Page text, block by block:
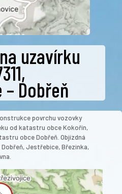
uzavírku
Dobřeň
povrchu vozovky
od katastru obce Kokořín,
obce Dobřeň. Objízdná
Jestřebice, Březinka,